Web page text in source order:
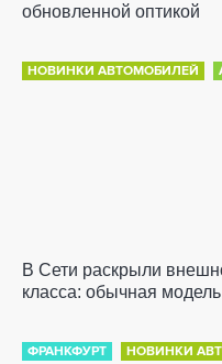
обновленной оптикой
НОВИНКИ АВТОМОБИЛЕЙ
В Сети раскрыли
класса: обычная
ФРАНКФУРТ НОВИНКИ